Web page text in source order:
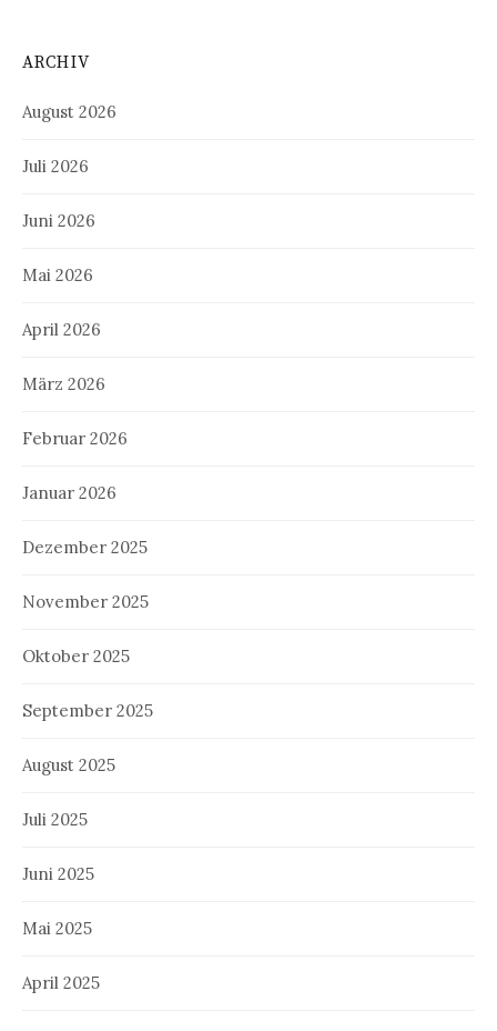
ARCHIV
August 2026
Juli 2026
Juni 2026
Mai 2026
April 2026
März 2026
Februar 2026
Januar 2026
Dezember 2025
November 2025
Oktober 2025
September 2025
August 2025
Juli 2025
Juni 2025
Mai 2025
April 2025